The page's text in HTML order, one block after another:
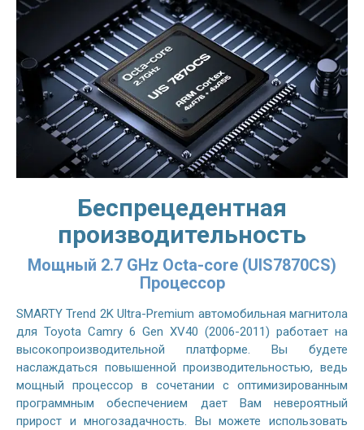
Беспрецедентная
производительность
Мощный 2.7 GHz Octa-core (UIS7870CS)
Процессор
SMARTY Trend 2K Ultra-Premium автомобильная магнитола
для Toyota Camry 6 Gen XV40 (2006-2011) работает на
высокопроизводительной платформе. Вы будете
наслаждаться повышенной производительностью, ведь
мощный процессор в сочетании с оптимизированным
программным обеспечением дает Вам невероятный
прирост и многозадачность. Вы можете использовать